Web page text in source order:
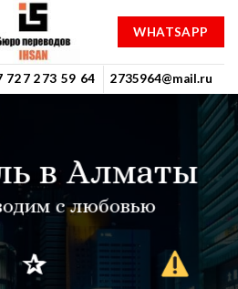
WHATSAPP
727 273 59 64 2735964@mail.ru
в Алматы
с любовью
✰